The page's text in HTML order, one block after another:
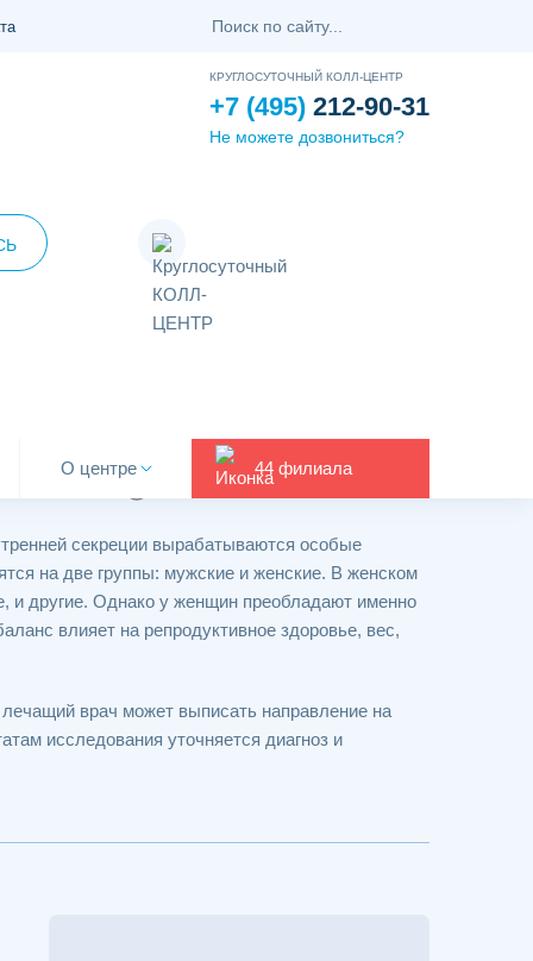
КРУГЛОСУТОЧНЫЙ КОЛЛ-ЦЕНТР
+7 (495) 212-90-31
Не можете дозвониться?
О центре 44 филиала
секреции вырабатываются особые
на две группы: мужские и женские. В женском
и другие. Однако у женщин преобладают именно
влияет на репродуктивное здоровье, вес,
врач может выписать направление на
исследования уточняется диагноз и